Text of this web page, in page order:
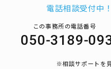
電話相談受付中！
この事務所の電話番号
050-3189-
※相談サポートを